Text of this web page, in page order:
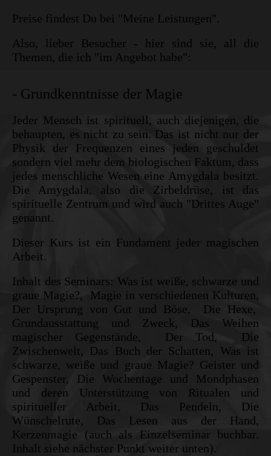
Preise findest Du bei "Meine Leistungen".
Also, lieber Besucher - hier sind sie, all die
Themen, die ich "im Angebot habe":
- Grundkenntnisse der Magie
Jeder Mensch ist spirituell, auch diejenigen, die
behaupten, es nicht zu sein. Das ist nicht nur der
Physik der Frequenzen eines jeden geschuldet
sondern viel mehr dem biologischen Faktum, dass
jedes menschliche Wesen eine Amygdala besitzt.
Die Amygdala, also die Zirbeldrüse, ist das
spirituelle Zentrum und wird auch "Drittes Auge"
genannt.
Dieser Kurs ist ein Fundament jeder magischen
Arbeit.
Inhalt des Seminars: Was ist weiße, schwarze und
graue Magie?, Magie in verschiedenen Kulturen,
Der Ursprung von Gut und Böse, Die Hexe,
Grundausstattung und Zweck, Das Weihen
magischer Gegenstände, Der Tod, Die
Zwischenwelt, Das Buch der Schatten, Was ist
schwarze, weiße und graue Magie? Geister und
Gespenster, Die Wochentage und Mondphasen
und deren Unterstützung von Ritualen und
spiritueller Arbeit, Das Pendeln, Die
Wünschelrute, Das Lesen aus der Hand,
Kerzenmagie (auch als Einzelseminar buchbar.
Inhalt siehe nächster Punkt weiter unten).